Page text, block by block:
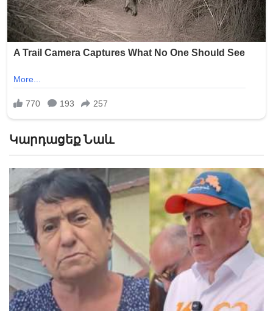
Կարդացեք Նաև
«Հիշեցի՞ք մեզ, ձեր սանիկներն ենք». աղջիկները՝
Նիկոլ Փաշինյանին